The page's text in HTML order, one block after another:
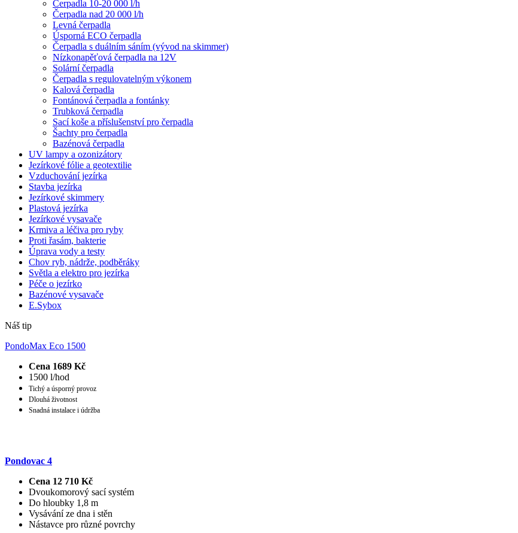
Čerpadla 10-20 000 l/h
Čerpadla nad 20 000 l/h
Levná čerpadla
Úsporná ECO čerpadla
Čerpadla s duálním sáním (vývod na skimmer)
Nízkonapěťová čerpadla na 12V
Solární čerpadla
Čerpadla s regulovatelným výkonem
Kalová čerpadla
Fontánová čerpadla a fontánky
Trubková čerpadla
Sací koše a příslušenství pro čerpadla
Šachty pro čerpadla
Bazénová čerpadla
UV lampy a ozonizátory
Jezírkové fólie a geotextilie
Vzduchování jezírka
Stavba jezírka
Jezírkové skimmery
Plastová jezírka
Jezírkové vysavače
Krmiva a léčiva pro ryby
Proti řasám, bakterie
Úprava vody a testy
Chov ryb, nádrže, podběráky
Světla a elektro pro jezírka
Péče o jezírko
Bazénové vysavače
E.Sybox
Náš tip
PondoMax Eco 1500
Cena 1689 Kč
1500 l/hod
Tichý a úsporný provoz
Dlouhá životnost
Snadná instalace i údržba
Pondovac 4
Cena 12 710 Kč
Dvoukomorový sací systém
Do hloubky 1,8 m
Vysávání ze dna i stěn
Nástavce pro různé povrchy